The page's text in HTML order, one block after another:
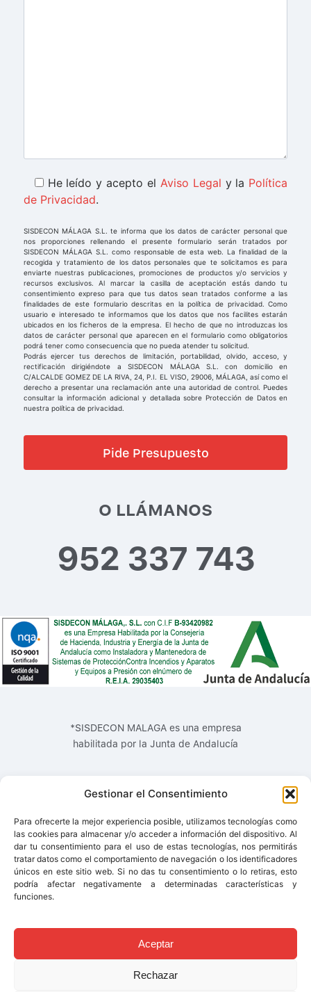
Gestionar el Consentimiento
Para ofrecerte la mejor experiencia posible, utilizamos tecnologías como
las cookies para almacenar y/o acceder a información del dispositivo. Al
dar tu consentimiento para el uso de estas tecnologías, nos permitirás
tratar datos como el comportamiento de navegación o los identificadores
únicos en este sitio web. Si no das tu consentimiento o lo retiras, esto
podría afectar negativamente a determinadas características y
funciones.
Aceptar
Rechazar
He leído y acepto el Aviso Legal y la Política
de Privacidad.
SISDECON MÁLAGA S.L. te informa que los datos de carácter personal que
nos proporciones rellenando el presente formulario serán tratados por
SISDECON MÁLAGA S.L. como responsable de esta web. La finalidad de la
recogida y tratamiento de los datos personales que te solicitamos es para
enviarte nuestras publicaciones, promociones de productos y/o servicios y
recursos exclusivos. Al marcar la casilla de aceptación estás dando tu
consentimiento expreso para que tus datos sean tratados conforme a las
finalidades de este formulario descritas en la política de privacidad. Como
usuario e interesado te informamos que los datos que nos facilites estarán
ubicados en los ficheros de la empresa. El hecho de que no introduzcas los
datos de carácter personal que aparecen en el formulario como obligatorios
podrá tener como consecuencia que no pueda atender tu solicitud.
Podrás ejercer tus derechos de limitación, portabilidad, olvido, acceso, y
rectificación dirigiéndote a SISDECON MÁLAGA S.L. con domicilio en
C/ALCALDE GOMEZ DE LA RIVA, 24, P.I. EL VISO, 29006, MÁLAGA, así como el
derecho a presentar una reclamación ante una autoridad de control. Puedes
consultar la información adicional y detallada sobre Protección de Datos en
nuestra política de privacidad.
O LLÁMANOS
952 337 743
*SISDECON MALAGA es una empresa
habilitada por la Junta de Andalucía